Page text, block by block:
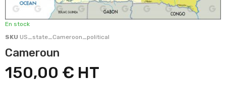
En stock
SKU US_state_Cameroon_political
Cameroun
150,00 €